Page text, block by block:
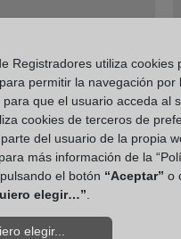
Registradores utiliza cookies
permitir la navegación
para que el usuario acceda al
cookies de terceros de
del usuario de la propia
para más información de la
el botón “Aceptar” o
elegir…”.
elegir...